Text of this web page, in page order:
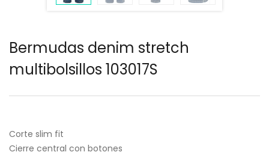
Bermudas denim stretch
multibolsillos 103017S
Corte slim fit
Cierre central con botones